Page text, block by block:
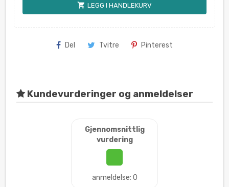
shopping_cart LEGG I HANDLEKURV
Del Tvitre Pinterest
Kundevurderinger og anmeldelser
Gjennomsnittlig
vurdering
anmeldelse: 0